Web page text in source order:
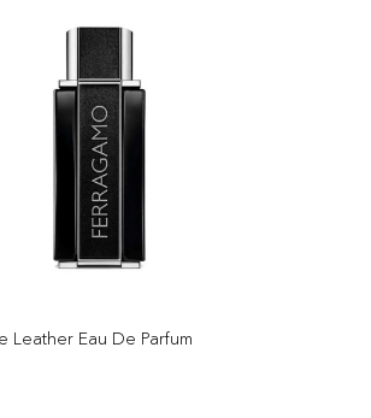
Leather Eau De Parfum